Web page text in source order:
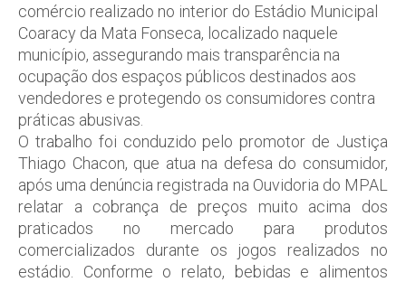
comércio realizado no interior do Estádio Municipal
Coaracy da Mata Fonseca, localizado naquele
município, assegurando mais transparência na
ocupação dos espaços públicos destinados aos
vendedores e protegendo os consumidores contra
práticas abusivas.
O trabalho foi conduzido pelo promotor de Justiça
Thiago Chacon, que atua na defesa do consumidor,
após uma denúncia registrada na Ouvidoria do MPAL
relatar a cobrança de preços muito acima dos
praticados no mercado para produtos
comercializados durante os jogos realizados no
estádio. Conforme o relato, bebidas e alimentos